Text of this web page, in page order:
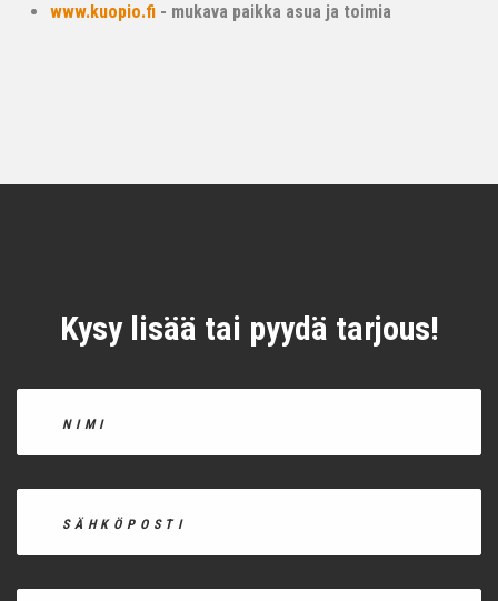
www.kuopio.fi - mukava paikka asua ja toimia
Kysy lisää tai pyydä tarjous!